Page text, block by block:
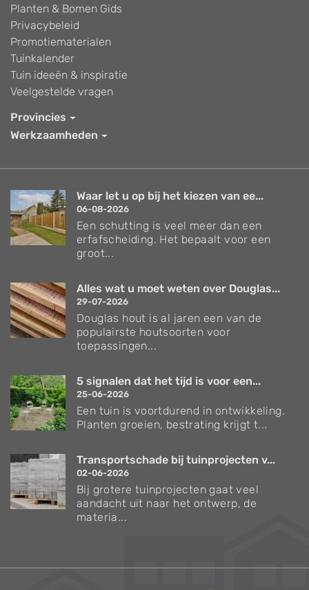
Planten & Bomen Gids
Privacybeleid
Promotiematerialen
Tuinkalender
Tuin ideeën & inspiratie
Veelgestelde vragen
Provincies
Werkzaamheden
Waar let u op bij het kiezen van ee...
06-08-2026
Een schutting is veel meer dan een
erfafscheiding. Het bepaalt voor een
groot...
Alles wat u moet weten over Douglas...
29-07-2026
Douglas hout is al jaren een van de
populairste houtsoorten voor
toepassingen...
5 signalen dat het tijd is voor een...
25-06-2026
Een tuin is voortdurend in ontwikkeling.
Planten groeien, bestrating krijgt t...
Transportschade bij tuinprojecten v...
02-06-2026
Bij grotere tuinprojecten gaat veel
aandacht uit naar het ontwerp, de
materia...